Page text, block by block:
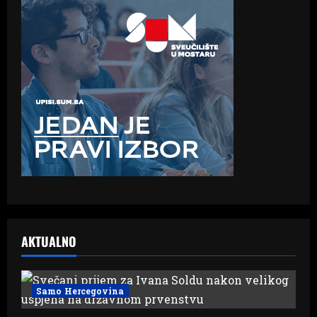
AKTUALNO
Samo Hercegovina